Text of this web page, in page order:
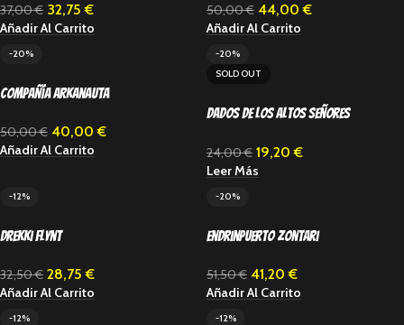
37,00€ 32,75€
Añadir Al Carrito
50,00€ 44,00€
Añadir Al Carrito
-20%
Compañía Arkanauta
50,00€ 40,00€
Añadir Al Carrito
-20%
SOLD OUT
Dados de los Altos Señores
24,00€ 19,20€
Leer Más
-12%
Drekki Flynt
32,50€ 28,75€
Añadir Al Carrito
-20%
Endrinpuerto Zontari
51,50€ 41,20€
Añadir Al Carrito
-12% -12%